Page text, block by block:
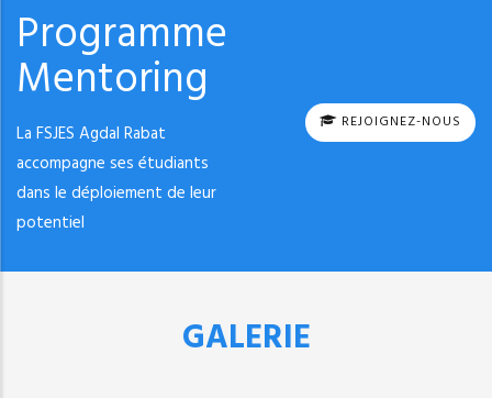
Programme
Mentoring
La FSJES Agdal Rabat
accompagne ses étudiants
dans le déploiement de leur
potentiel
REJOIGNEZ-NOUS
GALERIE